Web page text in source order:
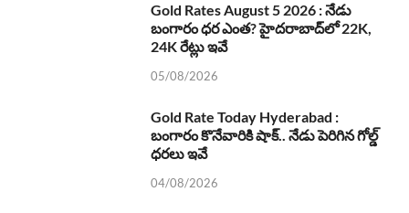
Gold Rates August 5 2026 : నేడు
బంగారం ధర ఎంత? హైదరాబాద్‌లో 22K,
24K రేట్లు ఇవే
05/08/2026
Gold Rate Today Hyderabad :
బంగారం కొనేవారికి షాక్.. నేడు పెరిగిన గోల్డ్
ధరలు ఇవే
04/08/2026